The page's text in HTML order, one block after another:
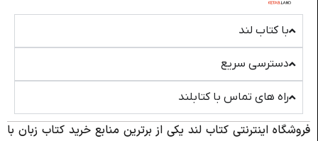
با کتاب لند
دسترسی سریع
راه های تماس با کتابلند
فروشگاه اینترنتی کتاب لند یکی از برترین منابع خرید کتاب زبان با